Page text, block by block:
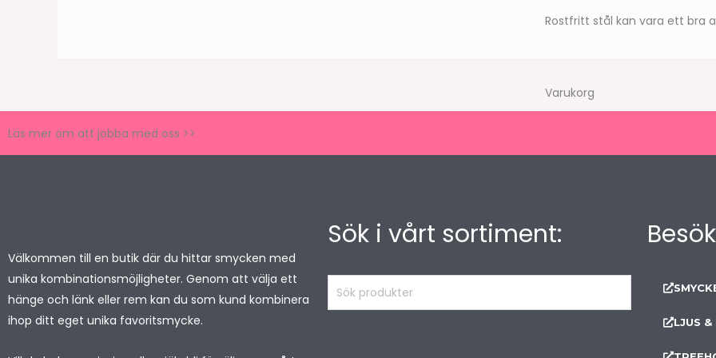
Rostfritt stål kan vara ett bra
Varukorg
Läs mer om att jobba med oss >>
Välkommen till en butik där du hittar smycken med
unika kombinationsmöjligheter. Genom att välja ett
hänge och länk eller rem kan du som kund kombinera
ihop ditt eget unika favoritsmycke.
Sök i vårt sortiment:
Sök
produkter
LJUS &